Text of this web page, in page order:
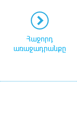
Հաջորդ
առաջադրանքը